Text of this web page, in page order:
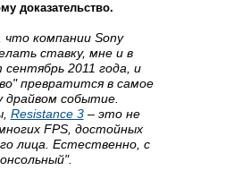
доказательство.
что компании Sony
ставку, мне и в
2011 года, и
превратится в самое
драйвом событие.
Resistance 3– это не
FPS, достойных
лица. Естественно, с